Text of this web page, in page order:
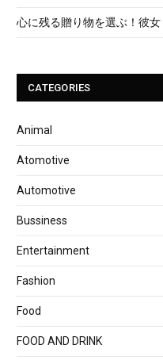
心に残る贈り物を選ぶ！彼
CATEGORIES
Animal
Atomotive
Automotive
Bussiness
Entertainment
Fashion
Food
FOOD AND DRINK